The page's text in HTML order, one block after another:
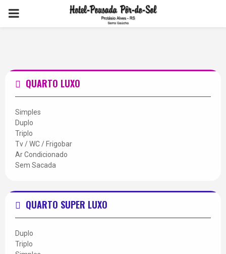
PRIMARY
QUARTO LUXO
Simples
Duplo
Triplo
Tv / WC / Frigobar
Ar Condicionado
Sem Sacada
QUARTO SUPER LUXO
Duplo
Triplo